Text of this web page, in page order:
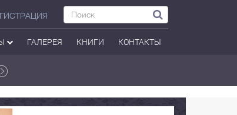
ГАЛЕРЕЯ КНИГИ КОНТАКТЫ